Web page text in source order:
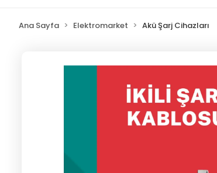
Ana Sayfa Elektromarket Akü Şarj Cihazları